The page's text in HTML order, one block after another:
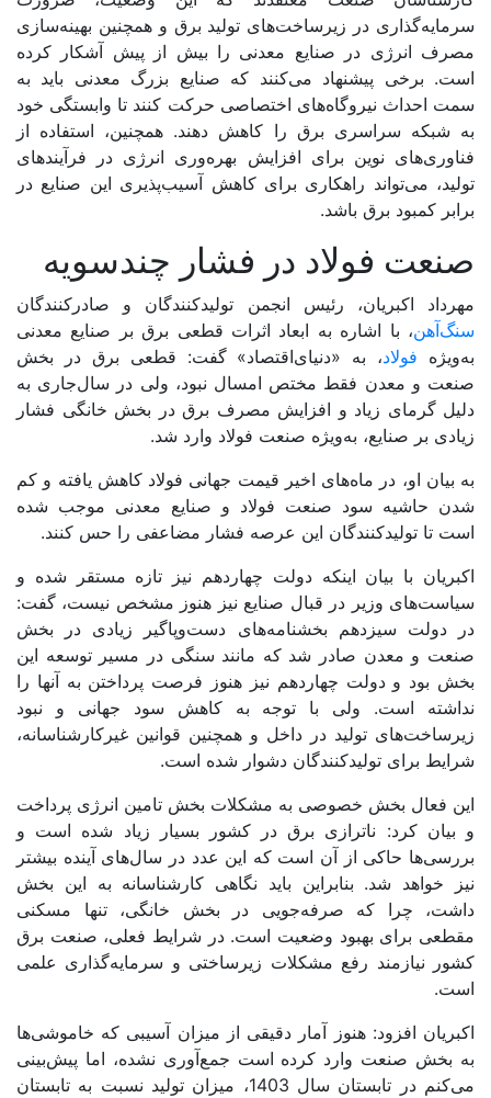
سرمایه‌گذاری در زیرساخت‌‌‌های تولید برق و همچنین بهینه‌‌‌سازی
مصرف انرژی در صنایع معدنی را بیش از پیش آشکار کرده
است. برخی پیشنهاد می‌کنند که صنایع بزرگ معدنی باید به
سمت احداث نیروگاه‌‌‌های اختصاصی حرکت کنند تا وابستگی خود
به شبکه سراسری برق را کاهش دهند. همچنین، استفاده از
فناوری‌‌‌های نوین برای افزایش بهره‌‌‌وری انرژی در فرآیندهای
تولید، می‌‌‌تواند راهکاری برای کاهش آسیب‌‌‌پذیری این صنایع در
برابر کمبود برق باشد.
صنعت فولاد در فشار چندسویه
مهرداد اکبریان، رئیس انجمن تولیدکنندگان و صادرکنندگان
سنگ‌آهن، با اشاره به ابعاد اثرات قطعی برق بر صنایع معدنی
به‌ویژه فولاد، به «دنیای‌اقتصاد» گفت: قطعی برق در بخش
صنعت و معدن فقط مختص امسال نبود، ولی در سال‌جاری به
دلیل گرمای زیاد و افزایش مصرف برق در بخش خانگی فشار
زیادی بر صنایع، به‌ویژه صنعت فولاد وارد شد.
به بیان او، در ماه‌‌‌های اخیر قیمت جهانی فولاد کاهش یافته و کم
شدن حاشیه سود صنعت فولاد و صنایع معدنی موجب شده
است تا تولیدکنندگان این عرصه فشار مضاعفی را حس کنند.
اکبریان با بیان اینکه دولت چهاردهم نیز تازه مستقر شده و
سیاست‌‌‌های وزیر در قبال صنایع نیز هنوز مشخص نیست، گفت:
در دولت سیزدهم بخشنامه‌‌‌های دست‌وپاگیر زیادی در بخش
صنعت و معدن صادر شد که مانند سنگی در مسیر توسعه این
بخش بود و دولت چهاردهم نیز هنوز فرصت پرداختن به آنها را
نداشته است. ولی با توجه به کاهش سود جهانی و نبود
زیرساخت‌‌‌های تولید در داخل و همچنین قوانین غیر‌کارشناسانه،
شرایط برای تولیدکنندگان دشوار شده است.
این فعال بخش خصوصی به مشکلات بخش تامین انرژی پرداخت
و بیان کرد: ناترازی برق در کشور بسیار زیاد شده است و
بررسی‌‌‌ها حاکی از آن است که این عدد در سال‌های آینده بیشتر
نیز خواهد شد. بنابراین باید نگاهی کارشناسانه به این بخش
داشت، چرا که صرفه‌جویی در بخش خانگی، تنها مسکنی
مقطعی برای بهبود وضعیت است. در شرایط فعلی، صنعت برق
کشور نیازمند رفع مشکلات زیرساختی و سرمایه‌گذاری علمی
است.
اکبریان افزود: هنوز آمار دقیقی از میزان آسیبی که خاموشی‌‌‌ها
به بخش صنعت وارد کرده است جمع‌‌‌آوری نشده، اما پیش‌بینی
می‌‌‌کنم در تابستان سال 1403، میزان تولید نسبت به تابستان